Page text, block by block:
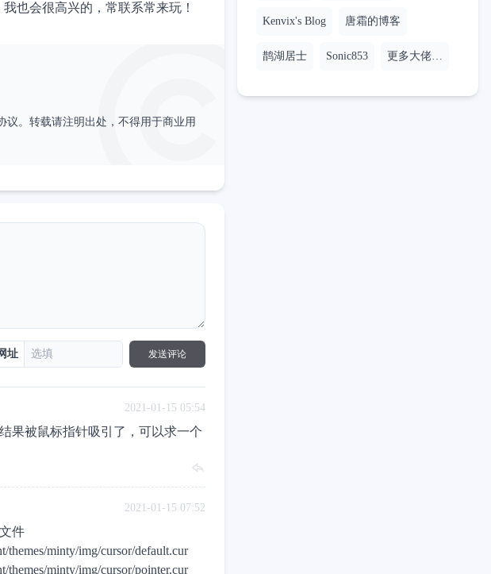
也会很高兴的，常联系常来玩！
议。转载请注明出处，不得用于商业用
址 发送评论
2021-01-15 05:54
果被鼠标指针吸引了，可以求一个
2021-01-15 07:52
件
themes/minty/img/cursor/default.cur
minty/img/cursor/pointer.cur
Kenvix's Blog 唐霜的博客
鹊湖居士 Sonic853 更多大佬…